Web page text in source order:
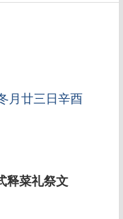
月廿三日辛酉
释菜礼祭文